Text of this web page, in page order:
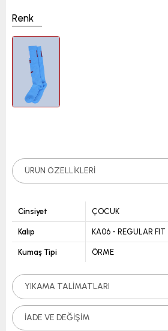
Renk
ÜRÜN ÖZELLIKLERI
Cinsiyet ÇOCUK
Kalıp KA06 - REGULAR FIT
Kumaş Tipi ÖRME
YIKAMA TALIMATLARI
İADE VE DEĞIŞIM